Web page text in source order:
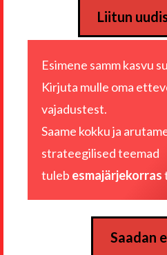
Liitun
Esimene samm kasvu
Kirjuta mulle oma
vajadustest.
Saame kokku ja
strateegilised teemad
tuleb esmajärjekorras
Saadan